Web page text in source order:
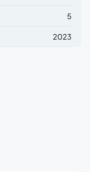
5
2023